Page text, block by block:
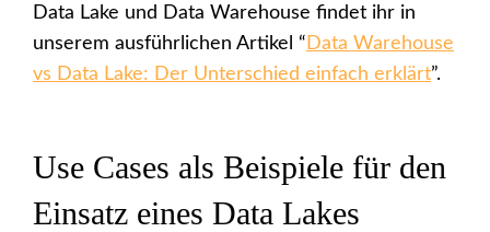
Data Lake und Data Warehouse findet ihr in
unserem ausführlichen Artikel “ Data Warehouse
vs Data Lake: Der Unterschied einfach erklärt”.
Use Cases als Beispiele für den
Einsatz eines Data Lakes